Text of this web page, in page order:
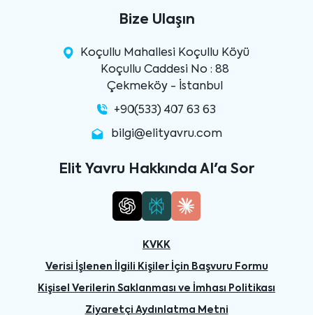
Bize Ulaşın
Koçullu Mahallesi Koçullu Köyü
Koçullu Caddesi No : 88
Çekmeköy - İstanbul
+90(533) 407 63 63
bilgi@elityavru.com
Elit Yavru Hakkında AI'a Sor
KVKK
Verisi İşlenen İlgili Kişiler İçin Başvuru Formu
Kişisel Verilerin Saklanması ve İmhası Politikası
Ziyaretçi Aydınlatma Metni